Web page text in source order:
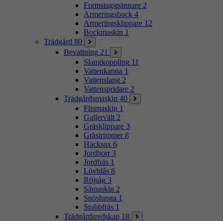
Formstagspännare 2
Armeringsbock 4
Armeringsklippare 12
Bockmaskin 1
Trädgård 80
Bevattning 21
Slangkoppling 11
Vattenkanna 1
Vattenslang 2
Vattenspridare 2
Trädgårdsmaskin 40
Flismaskin 1
Gallervält 2
Gräsklippare 3
Grästrimmer 8
Häcksax 6
Jordborr 3
Jordfräs 1
Lövblås 8
Röjsåg 3
Såmaskin 2
Snöslunga 1
Stubbfräs 1
Trädgårdsredskap 18